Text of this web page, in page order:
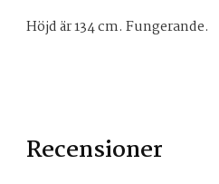
Höjd är 134 cm. Fungerande.
Recensioner